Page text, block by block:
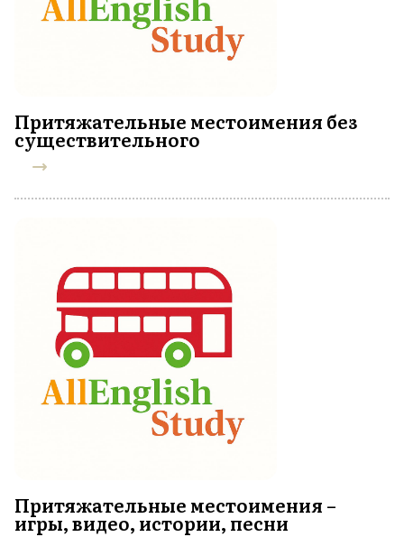
Притяжательные местоимения без
существительного
Притяжательные местоимения –
игры, видео, истории, песни